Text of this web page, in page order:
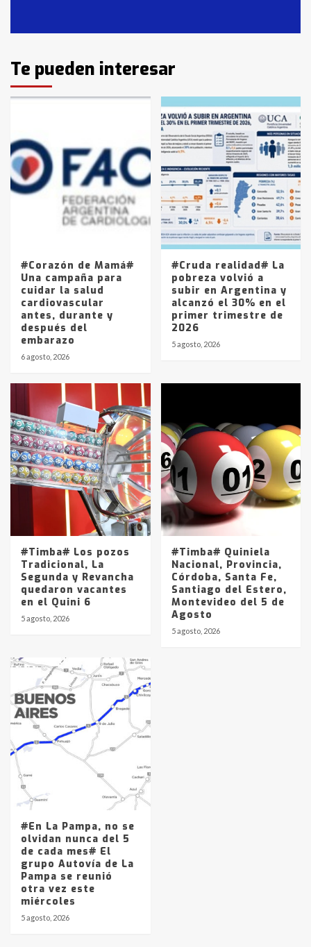
3
Identidad de los adolescentes
pampeanos que fueron
en la mañana del lunes
4
Accidente en Ruta 5: falleció un
joven de Trenque Lauquen
Los precios de los combustibles en
La Pampa, desde YPF hasta Axion
entre 857 a 1338 pesos
Te pueden interesar
#Corazón de Mamá#
Una campaña para
cuidar la salud
cardiovascular
antes, durante y
después del
embarazo
6 agosto, 2026
#Cruda realidad# La
pobreza volvió a
subir en Argentina y
alcanzó el 30% en el
primer trimestre de
2026
5 agosto, 2026
#Timba# Los pozos
Tradicional, La
Segunda y Revancha
quedaron vacantes
en el Quini 6
5 agosto, 2026
#Timba# Quiniela
Nacional, Provincia,
Córdoba, Santa Fe,
Santiago del Estero,
Montevideo del 5 de
Agosto
5 agosto, 2026
#En La Pampa, no se
olvidan nunca del 5
de cada mes# El
grupo Autovía de La
Pampa se reunió
otra vez este
miércoles
5 agosto, 2026